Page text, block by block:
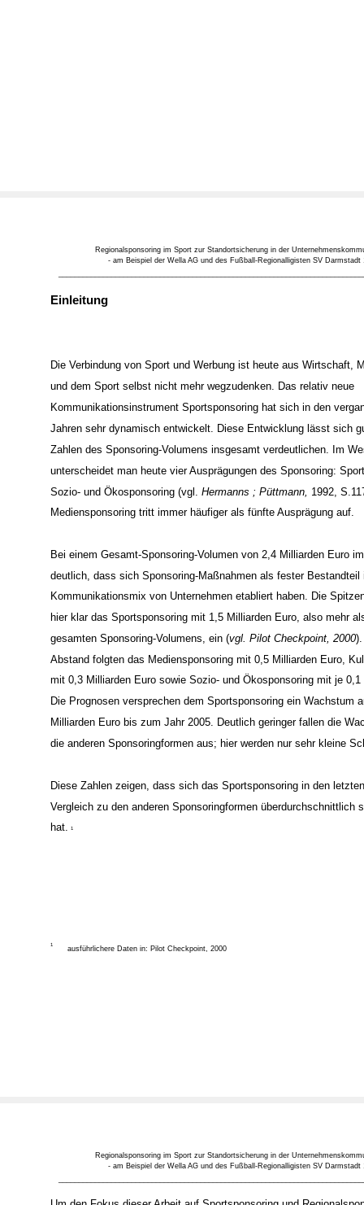
Regionalsponsoring im Sport zur Standortsicherung in der
- am Beispiel der Wella AG und des Fußball-Regionalligisten SV Darmstadt
Die Verbindung von Sport und Werbung ist heute aus Wirtschaft,
und dem Sport selbst nicht mehr wegzudenken. Das relativ neue
Kommunikationsinstrument Sportsponsoring hat sich in den
Jahren sehr dynamisch entwickelt. Diese Entwicklung lässt sich
Zahlen des Sponsoring-Volumens insgesamt verdeutlichen. Im
unterscheidet man heute vier Ausprägungen des Sponsoring:
Sozio- und Ökosponsoring (vgl. Hermanns ; Püttmann,1992,
Bei einem Gesamt-Sponsoring-Volumen von 2,4 Milliarden Euro
deutlich, dass sich Sponsoring-Maßnahmen als fester Bestandteil
Kommunikationsmix von Unternehmen etabliert haben. Die
hier klar das Sportsponsoring mit 1,5 Milliarden Euro, also mehr
gesamten Sponsoring-Volumens, ein (
vgl. Pilot Checkpoint, 2000
Abstand folgten das Mediensponsoring mit 0,5 Milliarden Euro,
mit 0,3 Milliarden Euro sowie Sozio- und Ökosponsoring mit je 0,1
Die Prognosen versprechen dem Sportsponsoring ein Wachstum
Milliarden Euro bis zum Jahr 2005. Deutlich geringer fallen die
Diese Zahlen zeigen, dass sich das Sportsponsoring in den
Vergleich zu den anderen Sponsoringformen überdurchschnittlich
Regionalsponsoring im Sport zur Standortsicherung in der
- am Beispiel der Wella AG und des Fußball-Regionalligisten SV Darmstadt